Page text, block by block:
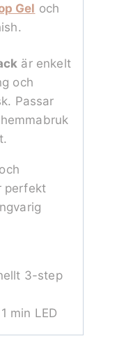
Gel och
är enkelt
och
Passar
perfekt
3-step
min LED